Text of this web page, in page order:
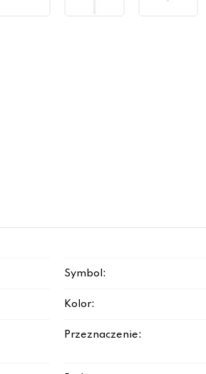
Symbol:
Kolor:
Przeznaczenie: